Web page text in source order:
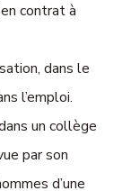
contrat à
dans le
l’emploi.
un collège
par son
d’une